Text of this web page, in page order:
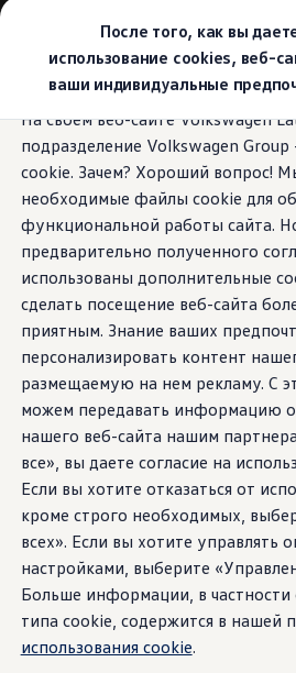
После того, как вы
использование cookies, веб-
ваши индивидуальные
На своем веб-сайте Volkswagen
подразделение Volkswagen
cookie. Зачем? Хороший вопрос!
необходимые файлы cookie для
функциональной работы сайта.
предварительно полученного
использованы дополнительные
сделать посещение веб-сайта
приятным. Знание ваших
персонализировать контент
размещаемую на нем рекламу. С
можем передавать информацию
нашего веб-сайта нашим
все», вы даете согласие на
Если вы хотите отказаться от
кроме строго необходимых,
всех». Если вы хотите управлять
настройками, выберите
Больше информации, в
типа cookie, содержится в нашей
использования cookie.
основному
содержанию
нижнему
колонтитулу
Выбери свой Volkswagen
Модельный ряд
Новый ID.Cross
Открой для себя
Предложения и услуги
Юбилейное предложение
Автомобильный онлайн-
Обмен автомобилей
Лизинг Volkswagen
Гарантия
Бесплатная регистрация
Взаимодействие в сети
VW Connect
Активация
Все службы
VW Connect для Вашего ID.
Обновления (Upgrades)
Car-Net
App-Connect
Fleet Interface Data
O Volkswagen
Получи больше
Владельцы и услуги
Сервис и запчасти
Преимущества
Техобслуживание
Ремонт и проверки
Моторное масло и
Колеса и шины
Помощь при авариях
Обслуживание
Аксессуары